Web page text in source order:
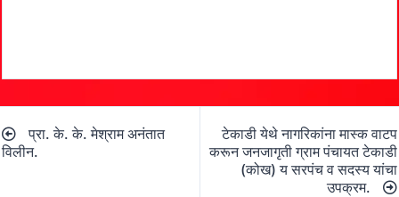
navigation
प्रा. के. के. मेश्राम अनंतात
विलीन.
टेकाडी येथे नागरिकांना मास्क वाटप
करून जनजागृती ग्राम पंचायत टेकाडी
(कोख) य सरपंच व सदस्य यांचा
उपक्रम.